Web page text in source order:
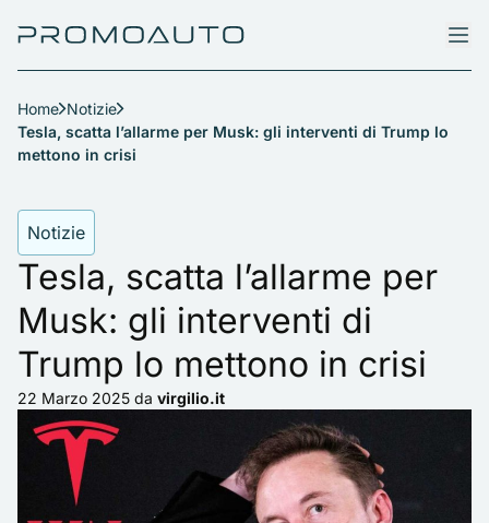
Home Notizie
Tesla, scatta l’allarme per Musk: gli interventi di Trump lo
mettono in crisi
Notizie
Tesla, scatta l’allarme per
Musk: gli interventi di
Trump lo mettono in crisi
22 Marzo 2025 da virgilio.it